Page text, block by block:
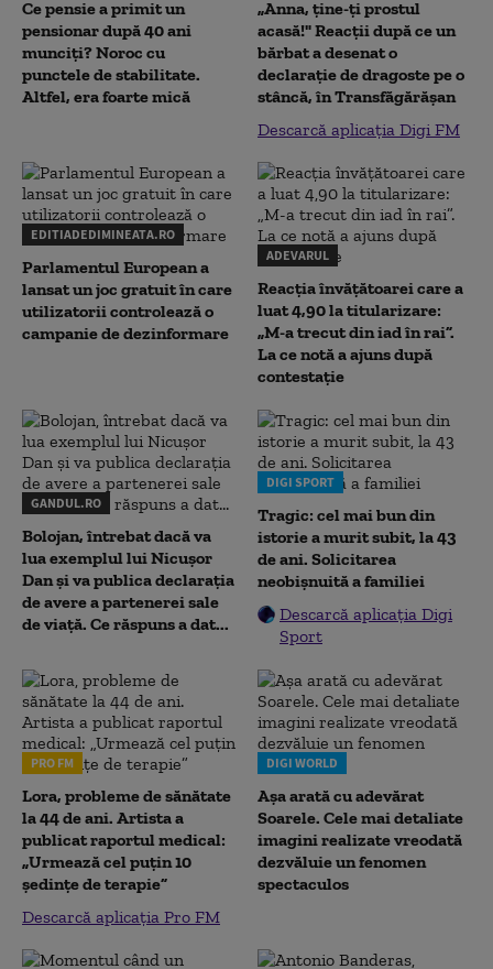
Ce pensie a primit un
pensionar după 40 ani
munciți? Noroc cu
punctele de stabilitate.
Altfel, era foarte mică
„Anna, ţine-ţi prostul
acasă!" Reacţii după ce un
bărbat a desenat o
declaraţie de dragoste pe o
stâncă, în Transfăgărăşan
Descarcă aplicația Digi FM
EDITIADEDIMINEATA.RO
Parlamentul European a
lansat un joc gratuit în care
utilizatorii controlează o
campanie de dezinformare
ADEVARUL
Reacția învățătoarei care a
luat 4,90 la titularizare:
„M-a trecut din iad în rai”.
La ce notă a ajuns după
contestație
GANDUL.RO
Bolojan, întrebat dacă va
lua exemplul lui Nicușor
Dan și va publica declarația
de avere a partenerei sale
de viață. Ce răspuns a dat...
DIGI SPORT
Tragic: cel mai bun din
istorie a murit subit, la 43
de ani. Solicitarea
neobișnuită a familiei
Descarcă aplicația Digi
Sport
PRO FM
Lora, probleme de sănătate
la 44 de ani. Artista a
publicat raportul medical:
„Urmează cel puțin 10
ședințe de terapie”
Descarcă aplicația Pro FM
DIGI WORLD
Așa arată cu adevărat
Soarele. Cele mai detaliate
imagini realizate vreodată
dezvăluie un fenomen
spectaculos